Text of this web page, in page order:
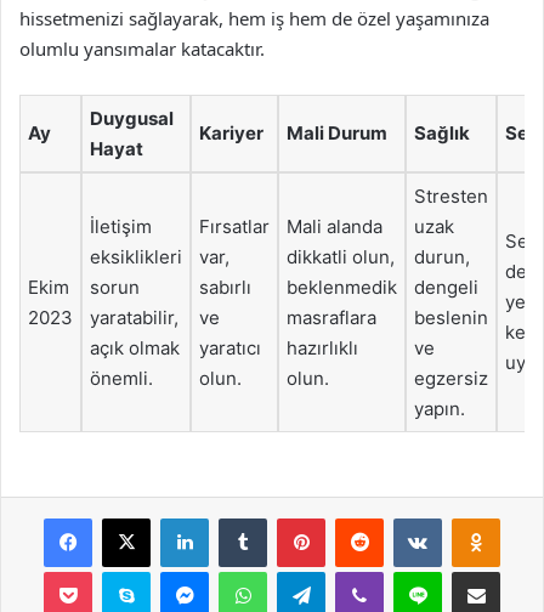
hissetmenizi sağlayarak, hem iş hem de özel yaşamınıza
olumlu yansımalar katacaktır.
Ay
Duygusal
Hayat
Kariyer Mali Durum Sağlık
Ekim
2023
İletişim
eksiklikleri
sorun
yaratabilir,
açık olmak
önemli.
Fırsatlar
var,
sabırlı
ve
yaratıcı
olun.
Mali alanda
dikkatli olun,
beklenmedik
masraflara
hazırlıklı
olun.
Stresten
uzak
durun,
dengeli
beslenin
ve
egzersiz
yapın.
Facebook
X LinkedInTumblr PinterestReddit VKontakte
Pocket Skype MessengerWhatsAppTelegramViber Line E-Posta ile